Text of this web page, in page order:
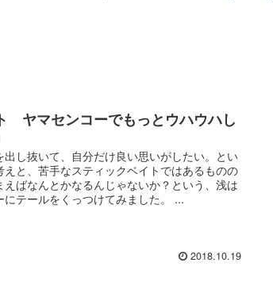
ヤマセンコーでもっとウハウハし
し抜いて、自分だけ良い思いがしたい。とい
えと、苦手なスティックベイトではあるものの
ばなんとかなるんじゃないか？という、浅は
テールをくっつけてみました。 ...
2018.10.19